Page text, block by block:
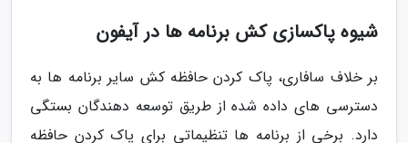
شیوه پاکسازی کش برنامه ها در آیفون
بر خلاف سافاری، پاک کردن حافظه کش سایر برنامه ها به
دسترسی های داده شده از طریق توسعه دهندگان بستگی
دارد. برخی از برنامه ها تنظیماتی برای پاک کردن حافظه